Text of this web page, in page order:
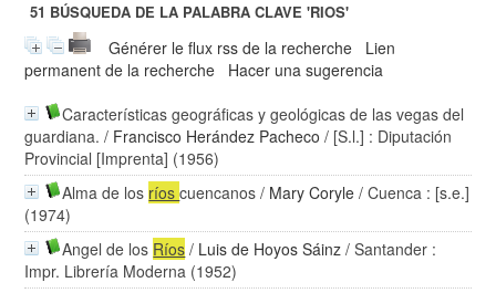
51 BÚSQUEDA DE LA PALABRA CLAVE'RIOS'
Générer le flux rss de la recherche
Lien
permanent de la recherche
Hacer una sugerencia
Características geográficas y geológicas de las vegas del
guardiana. / Francisco Herández Pacheco / [S.l.] : Diputación
Provincial [Imprenta] (1956)
Alma de los ríoscuencanos / Mary Coryle / Cuenca : [s.e.]
(1974)
Angel de los Ríos / Luis de Hoyos Sáinz / Santander :
Impr. Librería Moderna (1952)